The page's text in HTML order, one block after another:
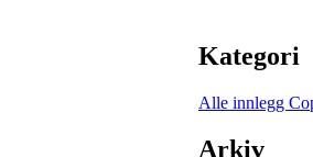
Kategori
Alle innlegg
Arkiv